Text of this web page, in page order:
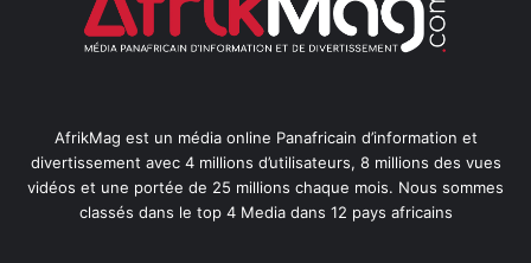
AfrikMag est un média online Panafricain d’information et
divertissement avec 4 millions d’utilisateurs, 8 millions des vues
vidéos et une portée de 25 millions chaque mois. Nous sommes
classés dans le top 4 Media dans 12 pays africains